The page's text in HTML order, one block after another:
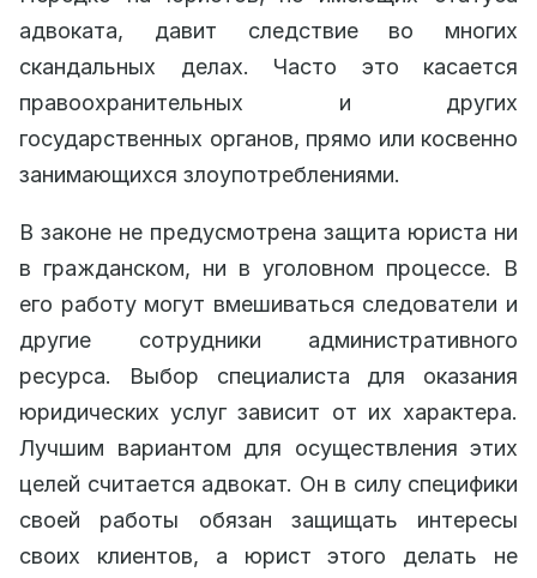
адвоката, давит следствие во многих
скандальных делах. Часто это касается
правоохранительных и других
государственных органов, прямо или косвенно
занимающихся злоупотреблениями.
В законе не предусмотрена защита юриста ни
в гражданском, ни в уголовном процессе. В
его работу могут вмешиваться следователи и
другие сотрудники административного
ресурса. Выбор специалиста для оказания
юридических услуг зависит от их характера.
Лучшим вариантом для осуществления этих
целей считается адвокат. Он в силу специфики
своей работы обязан защищать интересы
своих клиентов, а юрист этого делать не